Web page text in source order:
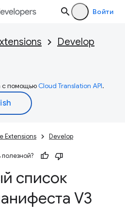
Войти
Develop
с помощьюCloud Translation API.
Extensions Develop
список
V3